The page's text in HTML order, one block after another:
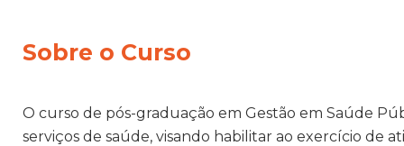
Sobre o Curso
O curso de pós-graduação em Gestão em Saúde
serviços de saúde, visando habilitar ao exercício de